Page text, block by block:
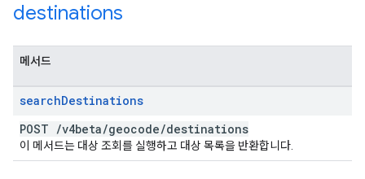
destinations
메서드
searchDestinations
POST /v4beta/geocode/destinations
이 메서드는 대상 조회를 실행하고 대상 목록을 반환합니다.